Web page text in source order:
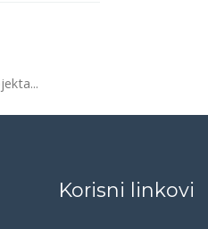
Korisni linkovi